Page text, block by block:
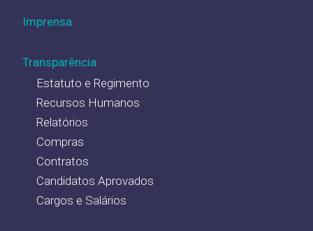
Imprensa
Transparência
Estatuto e Regimento
Recursos Humanos
Relatórios
Compras
Contratos
Candidatos Aprovados
Cargos e Salários